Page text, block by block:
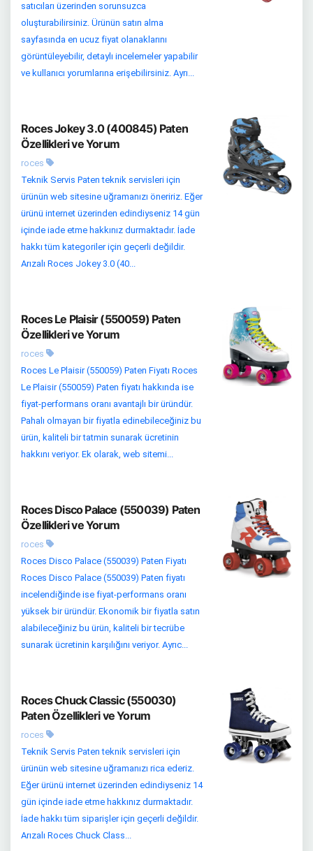
satıcıları üzerinden sorunsuzca
oluşturabilirsiniz. Ürünün satın alma
sayfasında en ucuz fiyat olanaklarını
görüntüleyebilir, detaylı incelemeler yapabilir
ve kullanıcı yorumlarına erişebilirsiniz. Ayrı...
Roces Jokey 3.0 (400845) Paten
Özellikleri ve Yorum
roces
Teknik Servis Paten teknik servisleri için
ürünün web sitesine uğramanızı öneririz. Eğer
ürünü internet üzerinden edindiyseniz 14 gün
içinde iade etme hakkınız durmaktadır. İade
hakkı tüm kategoriler için geçerli değildir.
Arızalı Roces Jokey 3.0 (40...
Roces Le Plaisir (550059) Paten
Özellikleri ve Yorum
roces
Roces Le Plaisir (550059) Paten Fiyatı Roces
Le Plaisir (550059) Paten fiyatı hakkında ise
fiyat-performans oranı avantajlı bir üründür.
Pahalı olmayan bir fiyatla edinebileceğiniz bu
ürün, kaliteli bir tatmin sunarak ücretinin
hakkını veriyor. Ek olarak, web sitemi...
Roces Disco Palace (550039) Paten
Özellikleri ve Yorum
roces
Roces Disco Palace (550039) Paten Fiyatı
Roces Disco Palace (550039) Paten fiyatı
incelendiğinde ise fiyat-performans oranı
yüksek bir üründür. Ekonomik bir fiyatla satın
alabileceğiniz bu ürün, kaliteli bir tecrübe
sunarak ücretinin karşılığını veriyor. Ayrıc...
Roces Chuck Classic (550030)
Paten Özellikleri ve Yorum
roces
Teknik Servis Paten teknik servisleri için
ürünün web sitesine uğramanızı rica ederiz.
Eğer ürünü internet üzerinden edindiyseniz 14
gün içinde iade etme hakkınız durmaktadır.
İade hakkı tüm siparişler için geçerli değildir.
Arızalı Roces Chuck Class...